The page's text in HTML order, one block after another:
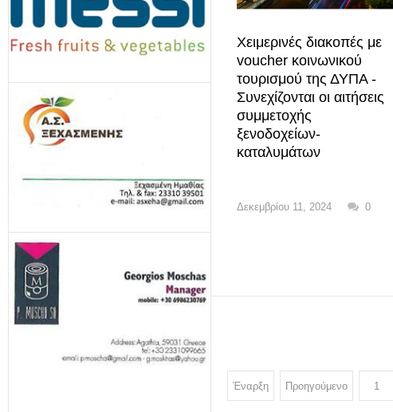
Χειμερινές διακοπές με
voucher κοινωνικού
τουρισμού της ΔΥΠΑ -
Συνεχίζονται οι αιτήσεις
συμμετοχής
ξενοδοχείων-
καταλυμάτων
Δεκεμβρίου 11, 2024 0
Έναρξη Προηγούμενο 1